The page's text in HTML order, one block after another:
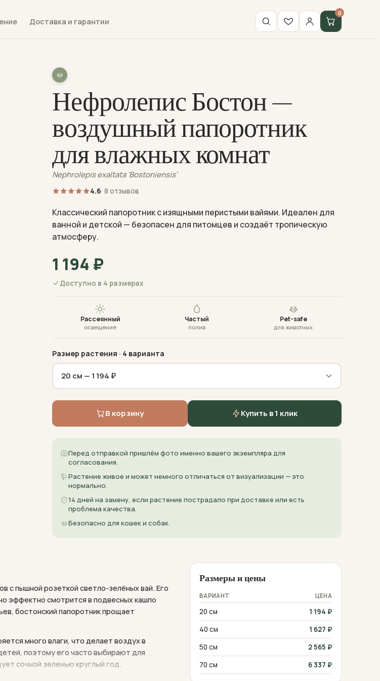
Доставка и гарантии
0
Нефролепис Бостон —
воздушный папоротник
для влажных комнат
Nephrolepis exaltata 'Bostoniensis'
4.6· 8 отзывов
Классический папоротник с изящными перистыми вайями. Идеален для
ванной и детской — безопасен для питомцев и создаёт тропическую
атмосферу.
1 194 ₽
Доступно в 4 размерах
Рассеянный
освещение
Частый
полив
Pet-safe
для животных
Размер растения · 4 варианта
В корзину Купить в 1 клик
Перед отправкой пришлём фото именно вашего экземпляра для
согласования.
Растение живое и может немного отличаться от визуализации — это
нормально.
14 дней на замену, если растение пострадало при доставке или есть
проблема качества.
Безопасно для кошек и собак.
с пышной розеткой светло-зелёных вай. Его
эффектно смотрится в подвесных кашпо
бостонский папоротник прощает
много влаги, что делает воздух в
поэтому его часто выбирают для
сочной зеленью круглый год.
Размеры и цены
ВАРИАНТ ЦЕНА
20 см 1 194 ₽
40 см
1 627 ₽
50 см
2 565 ₽
70 см
6 337 ₽